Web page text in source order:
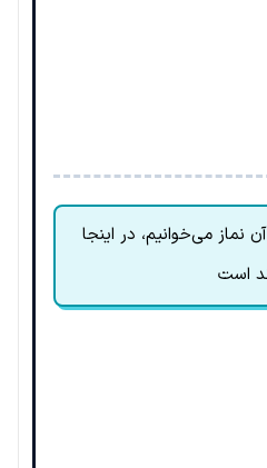
می‌خوانیم، در اینجا
است